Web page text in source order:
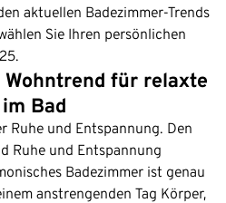
aktuellen Badezimmer-Trends
Sie Ihren persönlichen
Wohntrend für relaxte
Bad
Ruhe und Entspannung. Den
Ruhe und Entspannung
Badezimmer ist genau
anstrengenden Tag Körper,